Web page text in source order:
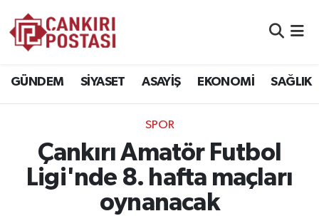
GÜNDEM SİYASET ASAYİŞ EKONOMİ SAĞLIK
SPOR
Çankırı Amatör Futbol
Ligi'nde 8. hafta maçları
oynanacak
EKONOMİ
Trafik Durumu
Süper Lig Puan Durumu ve Fikstür